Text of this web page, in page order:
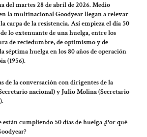
del martes 28 de abril de 2026. Medio
la multinacional Goodyear llegan a relevar
carpa de la resistencia. Así empieza el día 50
lo extenuante de una huelga, entre los
de reciedumbre, de optimismo y de
séptima huelga en los 80 años de operación
(1956).
de la conversación con dirigentes de la
nacional) y Julio Molina (Secretario
están cumpliendo 50 días de huelga ¿Por qué